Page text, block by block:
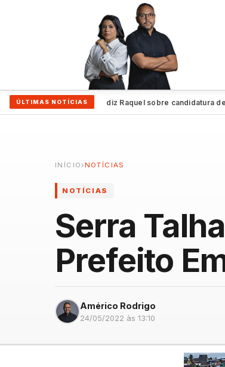
ÚLTIMAS NOTÍCIAS
o nosso candidato”, diz Raquel sobre candidatura de
INÍCIO ›NOTÍCIAS
NOTÍCIAS
Serra
Prefeito
Américo Rodrigo
24/05/2022 às 13:10